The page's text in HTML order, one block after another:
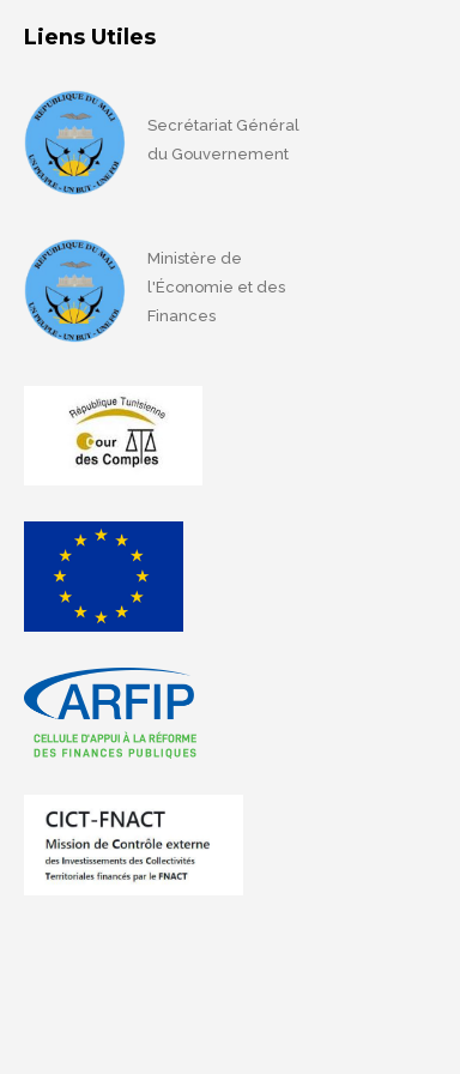
Liens Utiles
Secrétariat Général
du Gouvernement
Ministère de
l'Économie et des
Finances